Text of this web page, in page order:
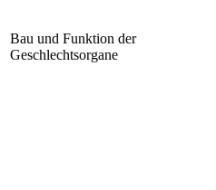
Bau und Funktion der
Geschlechtsorgane